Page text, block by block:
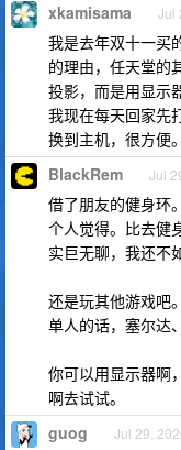
xkamisama Jul
我是去年双十一买
的理由，任天堂的
投影，而是用显示
我现在每天回家先
换到主机，很方便。
BlackRem Jul
借了朋友的健身环。
个人觉得。比去健
实巨无聊，我还不
还是玩其他游戏吧
单人的话，塞尔达
你可以用显示器啊
啊去试试。
guog Jul 29,